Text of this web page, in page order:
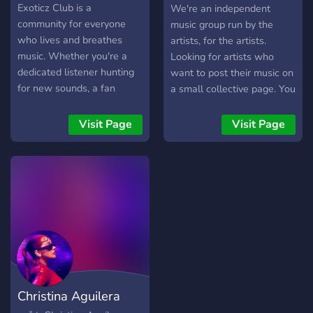
ADMIN VÀ MODERATOR
ĐỂ PHỤ GIÚP XÂY SV.
Exoticz Club is a
community for everyone
who lives and breathes
music. Whether you're a
dedicated listener hunting
for new sounds, a fan
favorite artists, or a creator
building your own musical
journey, you belong here.
Visit Page
Collective
We're an independent
music group run by the
artists, for the artists.
Looking for artists who
want to post their music on
a small collective page. You
discord for more
information.
Visit Page
Christina Aguilera